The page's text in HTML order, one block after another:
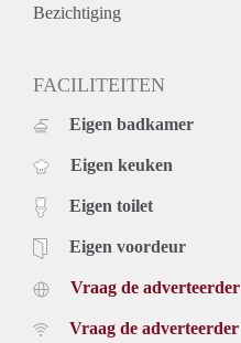
Bezichtiging
FACILITEITEN
Eigen badkamer
Eigen keuken
Eigen toilet
Eigen voordeur
Vraag de adverteerder
Vraag de adverteerder